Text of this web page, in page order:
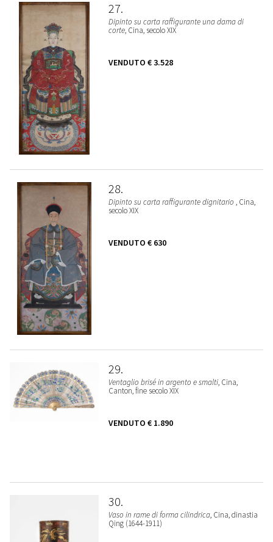
27
Dipinto su carta raffigurante una dama di
corte, Cina, secolo XIX
VENDUTO € 3.528
28
Dipinto su carta raffigurante dignitario , Cina,
secolo XIX
VENDUTO € 630
29
Ventaglio brisé in argento e smalti, Cina,
Canton, fine secolo XIX
VENDUTO € 1.890
30
Vaso in rame di forma cilindrica, Cina, dinastia
Qing (1644-1911)